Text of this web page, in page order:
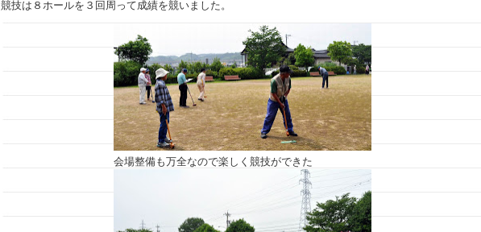
競技は８ホールを３回周って成績を競いました。
会場整備も万全なので楽しく競技ができた